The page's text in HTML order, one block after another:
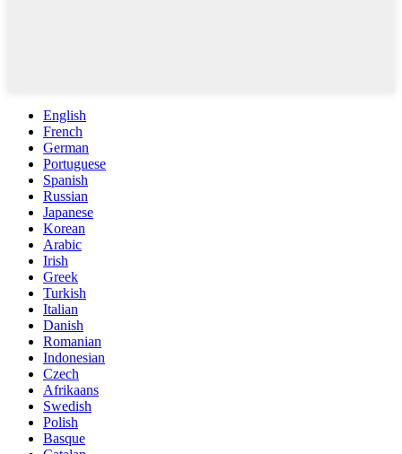
English
French
German
Portuguese
Spanish
Russian
Japanese
Korean
Arabic
Irish
Greek
Turkish
Italian
Danish
Romanian
Indonesian
Czech
Afrikaans
Swedish
Polish
Basque